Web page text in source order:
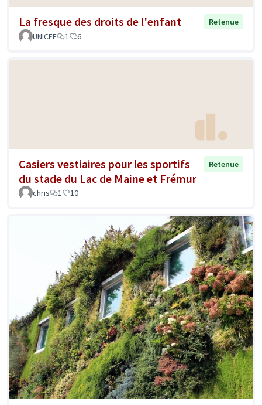
La fresque des droits de l'enfant
Retenue
UNICEF
1 6
Casiers vestiaires pour les sportifs
du stade du Lac de Maine et Frémur
Retenue
chris 1 10